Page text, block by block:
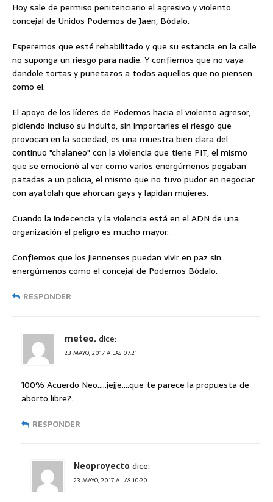
Hoy sale de permiso penitenciario el agresivo y violento
concejal de Unidos Podemos de Jaen, Bódalo.
Esperemos que esté rehabilitado y que su estancia en la calle
no suponga un riesgo para nadie. Y confiemos que no vaya
dandole tortas y puñetazos a todos aquellos que no piensen
como el.
El apoyo de los líderes de Podemos hacia el violento agresor,
pidiendo incluso su indulto, sin importarles el riesgo que
provocan en la sociedad, es una muestra bien clara del
continuo "chalaneo" con la violencia que tiene PIT, el mismo
que se emocionó al ver como varios energúmenos pegaban
patadas a un policia, el mismo que no tuvo pudor en negociar
con ayatolah que ahorcan gays y lapidan mujeres.
Cuando la indecencia y la violencia está en el ADN de una
organización el peligro es mucho mayor.
Confiemos que los jiennenses puedan vivir en paz sin
energúmenos como el concejal de Podemos Bódalo.
RESPONDER
meteo.dice:
23 MAYO, 2017 A LAS 07:21
100% Acuerdo Neo…..jejje….que te parece la propuesta de
aborto libre?.
RESPONDER
Neoproyecto dice:
23 MAYO, 2017 A LAS 10:20